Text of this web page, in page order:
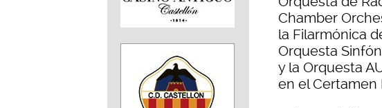
Chamber
la Filarmónica
Orquesta
y la Orquesta
en el Certamen